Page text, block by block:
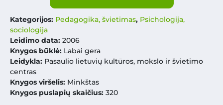
Kategorijos: Pedagogika, švietimas, Psichologija,
sociologija
Leidimo data: 2006
Knygos būklė: Labai gera
Leidykla: Pasaulio lietuvių kultūros, mokslo ir švietimo
centras
Knygos viršelis: Minkštas
Knygos puslapių skaičius: 320